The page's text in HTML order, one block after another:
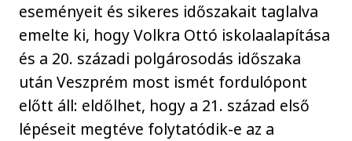
eseményeit és sikeres időszakait taglalva
emelte ki, hogy Volkra Ottó iskolaalapítása
és a 20. századi polgárosodás időszaka
után Veszprém most ismét fordulópont
előtt áll: eldőlhet, hogy a 21. század első
lépéseit megtéve folytatódik-e az a